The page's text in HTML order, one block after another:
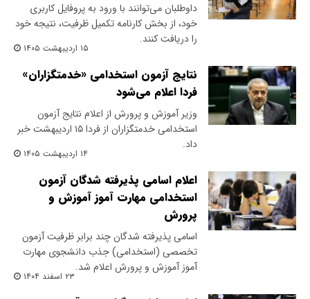
داوطلبان می‌توانند با ورود به پروفایل کاربری
خود، از بخش کارنامه تکمیل ظرفیت، نتیجه خود
را دریافت کنند.
۱۵ اردیبهشت ۱۴۰۵
نتایج آزمون استخدامی «خدمتگزاران»
فردا اعلام می‌شود
​وزیر آموزش و پرورش از اعلام نتایج آزمون
استخدامی خدمتگزاران از فردا ۱۵ اردیبهشت خبر
داد.
۱۴ اردیبهشت ۱۴۰۵
اعلام اسامی پذیرفته شدگان آزمون
استخدامی مهارت آموز آموزش و
پرورش
اسامی پذیرفته شدگان چند برابر ظرفیت آزمون
تخصصی (استخدامی) جذب دانشجوی مهارت
آموز آموزش و پرورش اعلام شد.
۲۳ اسفند ۱۴۰۴